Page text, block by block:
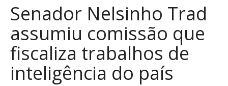
Senador Nelsinho Trad
assumiu comissão que
fiscaliza trabalhos de
inteligência do país